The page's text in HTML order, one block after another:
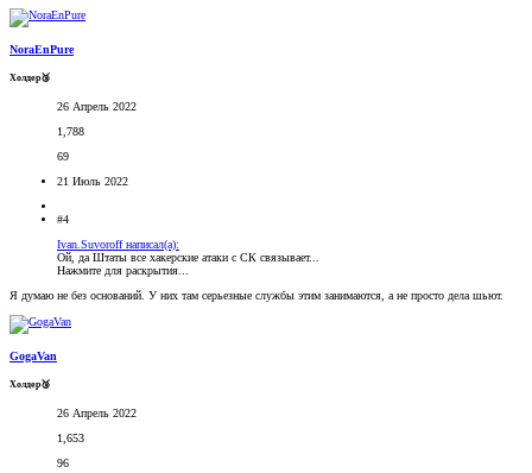
NoraEnPure
Холдер🥉
26 Апрель 2022
1,788
69
21 Июль 2022
#4
Ivan.Suvoroff написал(а):
Ой, да Штаты все хакерские атаки с СК связывает...
Нажмите для раскрытия...
Я думаю не без оснований. У них там серьезные службы этим занимаются, а не просто дела шьют.
GogaVan
Холдер🥉
26 Апрель 2022
1,653
96